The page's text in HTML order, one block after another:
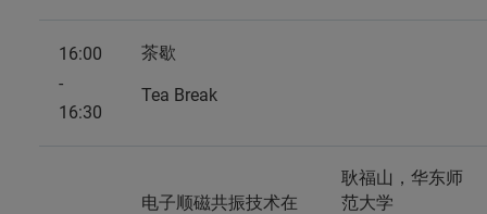
16:00
-
16:30
茶歇
Tea Break
电子顺磁共振技术在
耿福山，华东师
范大学